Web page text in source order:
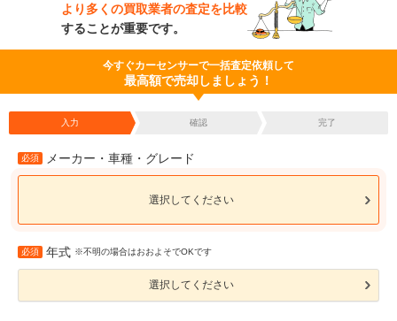
より多くの買取業者の査定を比較
することが重要です。
今すぐカーセンサーで一括査定依頼して
最高額で売却しましょう！
入力 確認 完了
必須 メーカー・車種・グレード
選択してください
必須 年式 ※不明の場合はおおよそでOKです
選択してください